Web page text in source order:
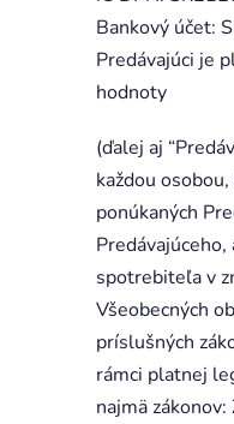
Bankový účet:
Predávajúci je
hodnoty
(ďalej aj
každou
ponúkaných
spotrebiteľa v
Všeobecných
príslušných
rámci platnej
najmä